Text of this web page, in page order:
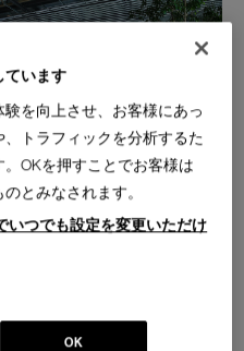
ています
を向上させ、お客様にあっ
トラフィックを分析するた
OKを押すことでお客様は
とみなされます。
いつでも設定を変更いただけ
OK